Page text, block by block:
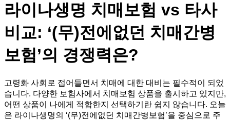
라이나생명 치매보험 vs 타사
비교: ‘(무)전에없던 치매간병
보험’의 경쟁력은?
고령화 사회로 접어들면서 치매에 대한 대비는 필수적이 되었
습니다. 다양한 보험사에서 치매보험 상품을 출시하고 있지만,
어떤 상품이 나에게 적합한지 선택하기란 쉽지 않습니다. 오늘
은 라이나생명의 ‘(무)전에없던 치매간병보험’을 중심으로 주